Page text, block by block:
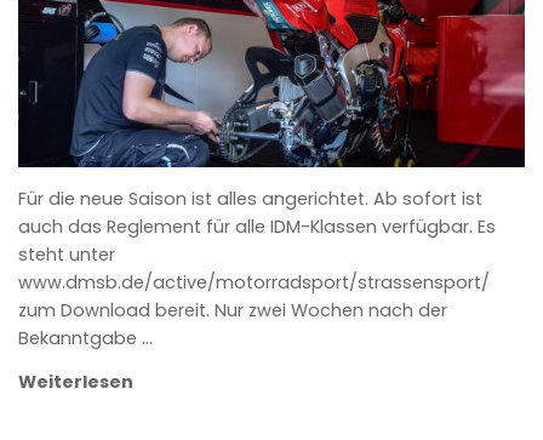
Für die neue Saison ist alles angerichtet. Ab sofort ist
auch das Reglement für alle IDM-Klassen verfügbar. Es
steht unter
www.dmsb.de/active/motorradsport/strassensport/
zum Download bereit. Nur zwei Wochen nach der
Bekanntgabe …
Weiterlesen